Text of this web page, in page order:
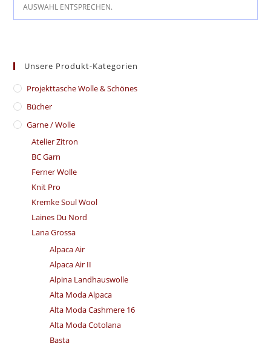
AUSWAHL ENTSPRECHEN.
Unsere Produkt-Kategorien
​Projekttasche Wolle & Schönes
Bücher
Garne / Wolle
Atelier Zitron
BC Garn
Ferner Wolle
Knit Pro
Kremke Soul Wool
Laines Du Nord
Lana Grossa
Alpaca Air
Alpaca Air II
Alpina Landhauswolle
Alta Moda Alpaca
Alta Moda Cashmere 16
Alta Moda Cotolana
Basta